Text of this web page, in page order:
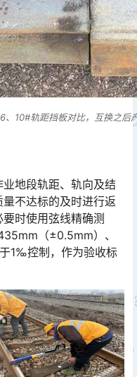
6、10#轨距挡板对比，互换之后
地段轨距、轨向及结
不达标的及时进行返
时使用弦线精确测
（±0.5mm）、
1‰控制，作为验收标